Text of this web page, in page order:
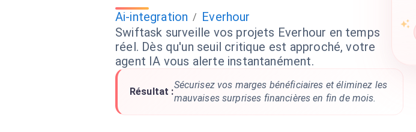
Ai-integration / Everhour
Swiftask surveille vos projets Everhour en temps
réel. Dès qu'un seuil critique est approché, votre
agent IA vous alerte instantanément.
Résultat :
Sécurisez vos marges bénéficiaires et éliminez les
mauvaises surprises financières en fin de mois.